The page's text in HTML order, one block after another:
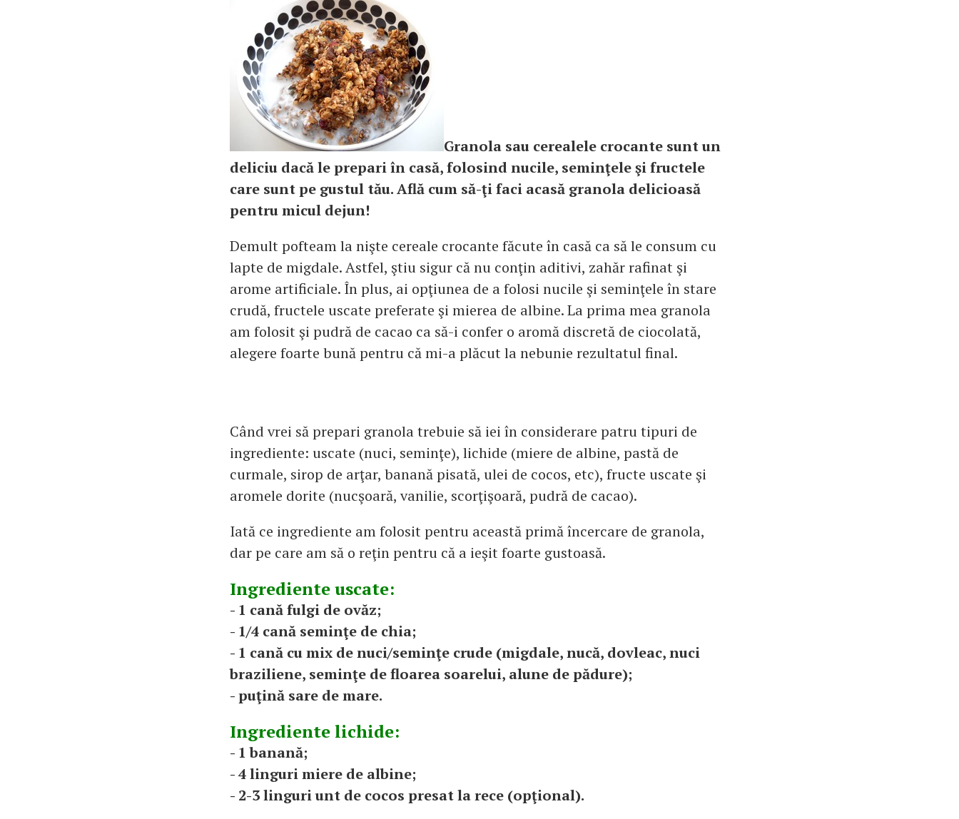
Granola sau cerealele crocante sunt un
deliciu dacă le prepari în casă, folosind nucile, seminţele şi fructele
care sunt pe gustul tău. Află cum să-ţi faci acasă granola delicioasă
pentru micul dejun!
Demult pofteam la nişte cereale crocante făcute în casă ca să le consum cu
lapte de migdale. Astfel, ştiu sigur că nu conţin aditivi, zahăr rafinat şi
arome artificiale. În plus, ai opţiunea de a folosi nucile şi seminţele în stare
crudă, fructele uscate preferate şi mierea de albine. La prima mea granola
am folosit şi pudră de cacao ca să-i confer o aromă discretă de ciocolată,
alegere foarte bună pentru că mi-a plăcut la nebunie rezultatul final.
Când vrei să prepari granola trebuie să iei în considerare patru tipuri de
ingrediente: uscate (nuci, seminţe), lichide (miere de albine, pastă de
curmale, sirop de arţar, banană pisată, ulei de cocos, etc), fructe uscate şi
aromele dorite (nucşoară, vanilie, scorţişoară, pudră de cacao).
Iată ce ingrediente am folosit pentru această primă încercare de granola,
dar pe care am să o reţin pentru că a ieşit foarte gustoasă.
Ingrediente uscate:
- 1 cană fulgi de ovăz;
- 1/4 cană seminţe de chia;
- 1 cană cu mix de nuci/seminţe crude (migdale, nucă, dovleac, nuci
braziliene, seminţe de floarea soarelui, alune de pădure);
- puţină sare de mare.
Ingrediente lichide:
- 1 banană;
- 4 linguri miere de albine;
- 2-3 linguri unt de cocos presat la rece (opţional).